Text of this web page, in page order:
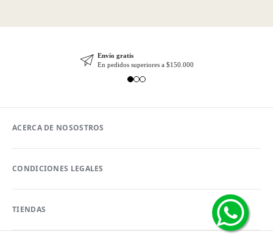
Envío gratis
En pedidos superiores a $150.000
ACERCA DE NOSOSTROS
CONDICIONES LEGALES
TIENDAS